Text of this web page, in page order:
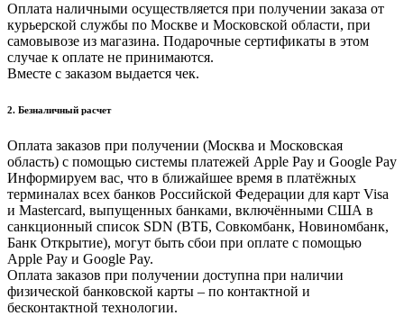
Оплата наличными осуществляется при получении заказа от
курьерской службы по Москве и Московской области, при
самовывозе из магазина. Подарочные сертификаты в этом
случае к оплате не принимаются.
Вместе с заказом выдается чек.
2. Безналичный расчет
Оплата заказов при получении (Москва и Московская
область) с помощью системы платежей Apple Pay и Google Pay
Информируем вас, что в ближайшее время в платёжных
терминалах всех банков Российской Федерации для карт Visa
и Masterсard, выпущенных банками, включёнными США в
санкционный список SDN (ВТБ, Совкомбанк, Новиномбанк,
Банк Открытие), могут быть сбои при оплате с помощью
Apple Pay и Google Pay.
Оплата заказов при получении доступна при наличии
физической банковской карты – по контактной и
бесконтактной технологии.